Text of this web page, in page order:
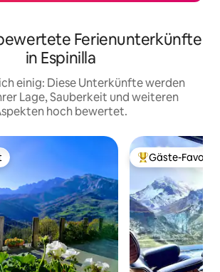
Ferienunterkünfte
in Espinilla
einig: Diese Unterkünfte werden
Lage, Sauberkeit und weiteren
hoch bewertet.
Beliebter Gäste-
Gäste-Favorit